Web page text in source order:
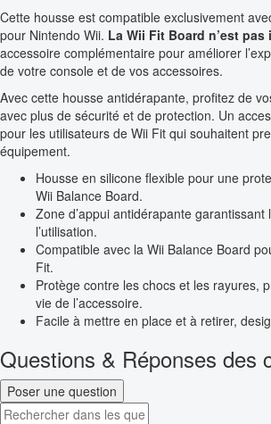
Cette housse est compatible exclusivement
pour Nintendo Wii. La Wii Fit Board n’est pas
accessoire complémentaire pour améliorer
de votre console et de vos accessoires.
Avec cette housse antidérapante, profitez de
avec plus de sécurité et de protection. Un
pour les utilisateurs de Wii Fit qui souhaitent
équipement.
Housse en silicone flexible pour une
Wii Balance Board.
Zone d’appui antidérapante
l’utilisation.
Compatible avec la Wii Balance Board
Fit.
Protège contre les chocs et les rayures,
vie de l’accessoire.
Facile à mettre en place et à retirer,
Questions & Réponses des
Poser une question